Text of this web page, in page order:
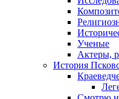
Ученые
Актеры,
История